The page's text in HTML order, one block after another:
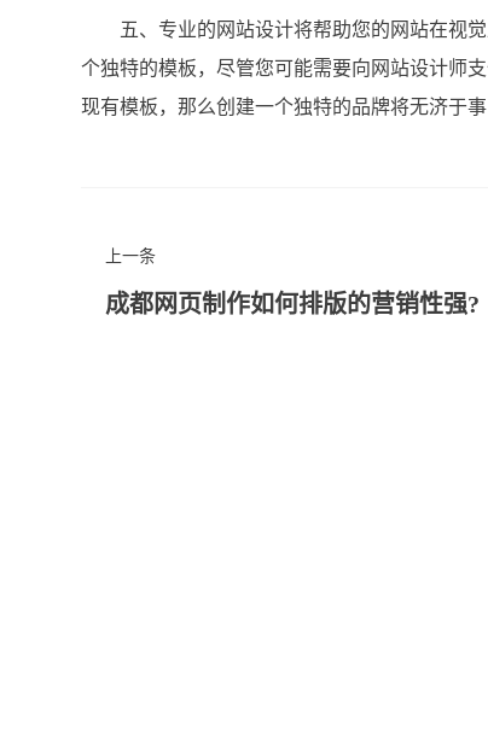
五、专业的网站设计将帮助您的网站在视觉
个独特的模板，尽管您可能需要向网站设计师
现有模板，那么创建一个独特的品牌将无济于
上一条
成都网页制作如何排版的营销性强?